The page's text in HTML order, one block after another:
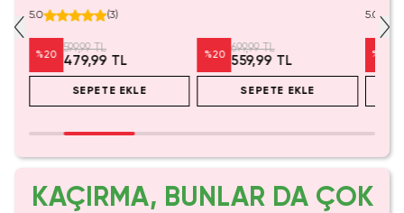
5.0 (3)
%20
599,99 TL
479,99 TL
SEPETE EKLE
%20
699,99 TL
559,99 TL
SEPETE EKLE
5.0
%
KAÇIRMA, BUNLAR DA ÇOK